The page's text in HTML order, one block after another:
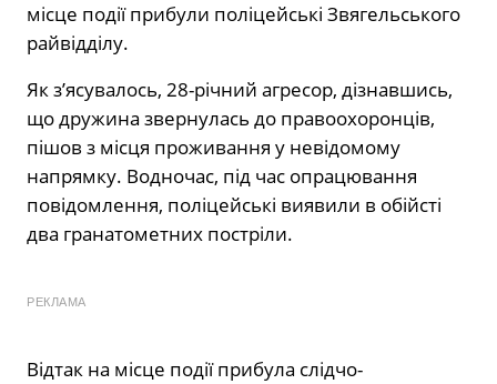
місце події прибули поліцейські Звягельського
райвідділу.
Як з’ясувалось, 28-річний агресор, дізнавшись,
що дружина звернулась до правоохоронців,
пішов з місця проживання у невідомому
напрямку. Водночас, під час опрацювання
повідомлення, поліцейські виявили в обійсті
два гранатометних постріли.
РЕКЛАМА
Відтак на місце події прибула слідчо-